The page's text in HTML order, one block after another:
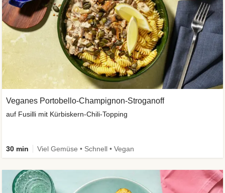
Veganes Portobello-Champignon-Stroganoff
auf Fusilli mit Kürbiskern-Chili-Topping
30 min Viel Gemüse • Schnell • Vegan